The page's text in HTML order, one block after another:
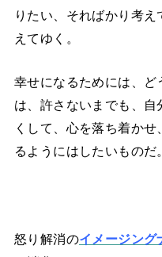
りたい、そればかり考
えてゆく。
幸せになるためには、ど
は、許さないまでも、自
くして、心を落ち着か
るようにはしたいものだ。
怒り解消のイメージング